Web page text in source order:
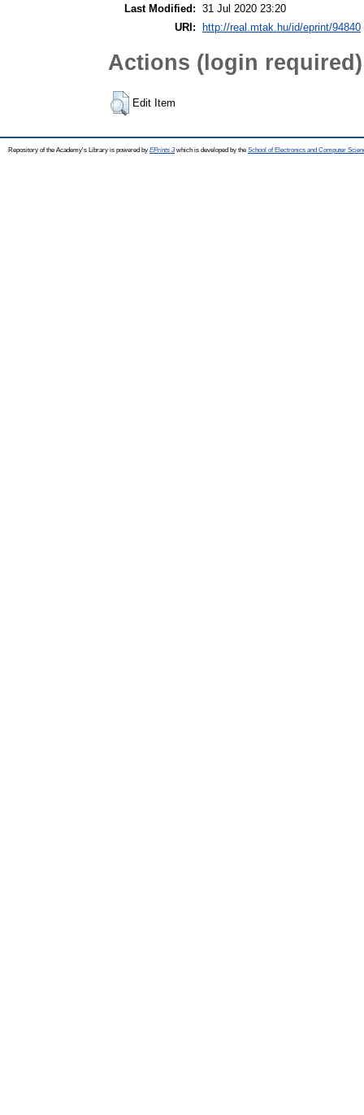
Last Modified: 31 Jul 2020 23:20
URI:
http://real.mtak.hu/id/eprint/94840
Actions (login required)
Edit Item
Repository of the Academy's Library is powered by EPrints 3which is developed by the School of Electronics and Computer